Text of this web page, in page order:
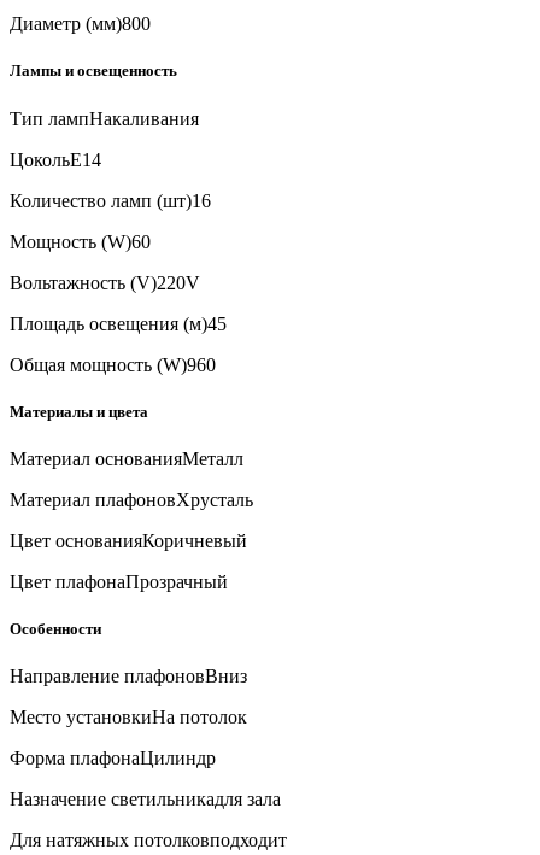
Диаметр (мм)800
Лампы и освещенность
Тип лампНакаливания
ЦокольE14
Количество ламп (шт)16
Мощность (W)60
Вольтажность (V)220V
Площадь освещения (м)45
Общая мощность (W)960
Материалы и цвета
Материал основанияМеталл
Материал плафоновХрусталь
Цвет основанияКоричневый
Цвет плафонаПрозрачный
Особенности
Направление плафоновВниз
Место установкиНа потолок
Форма плафонаЦилиндр
Назначение светильникадля зала
Для натяжных потолковподходит